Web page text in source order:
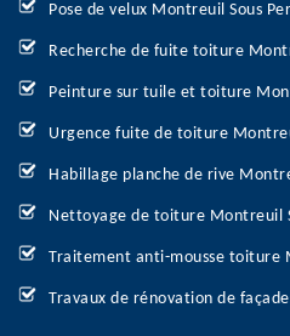
Pose de velux Montreuil Sous
Recherche de fuite toiture
Peinture sur tuile et toiture
Urgence fuite de toiture
Habillage planche de rive
Nettoyage de toiture Montreuil
Traitement anti-mousse toiture
Travaux de rénovation de